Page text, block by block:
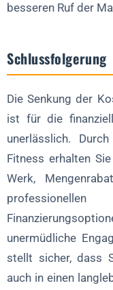
besseren Ruf der
Schlussfolgerung
Die Senkung der
ist für die
unerlässlich.
Fitness erhalten
Werk,
unermüdliche
stellt sicher, dass
auch in einen